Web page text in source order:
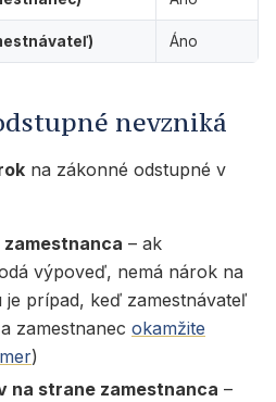
Áno
nevzniká
na zákonné odstupné v
– ak
výpoveď, nemá nárok na
prípad, keď zamestnávateľ
zamestnanec okamžite
)
na strane zamestnanca –